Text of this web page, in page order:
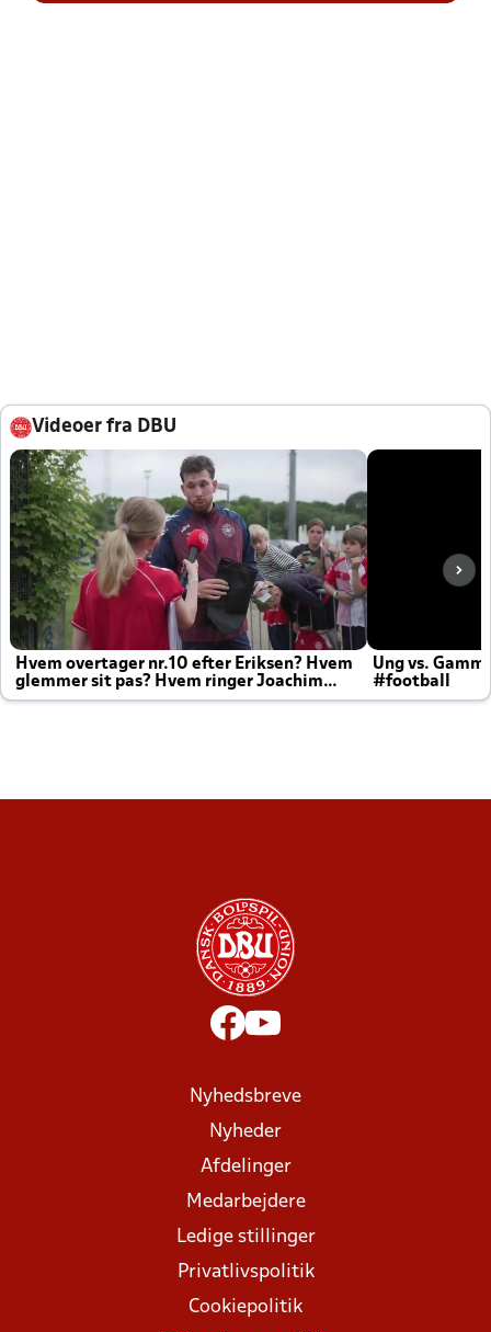
Videoer fra DBU
Hvem overtager nr.10 efter Eriksen? Hvem
glemmer sit pas? Hvem ringer Joachim
altid til efter kampe?
Ung vs.
#football
Nyhedsbreve
Nyheder
Afdelinger
Medarbejdere
Ledige stillinger
Privatlivspolitik
Cookiepolitik